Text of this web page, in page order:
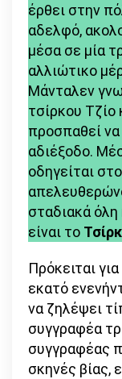
έρθει στην
αδελφό,
μέσα σε μία
αλλιώτικο
Μάνταλεν
τσίρκου Τζίο
προσπαθεί να
αδιέξοδο.
οδηγείται
σταδιακά όλη
είναι το
Πρόκειται
εκατό
να ζηλέψει
συγγραφέα
συγγραφέας
σκηνές βίας,